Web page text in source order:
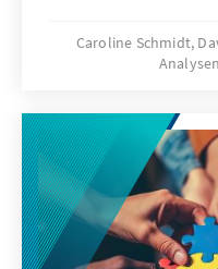
seine Grenzen,
ausländischer
Deutschland und
neuer
um Talente
Caroline Schmidt,